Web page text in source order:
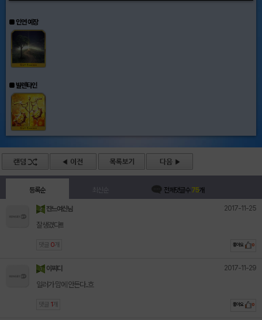
■ 인연 예장
■ 발렌타인
등록순 최신순 전체댓글수75개
잔느여신님 2017-11-25
잘생겼다!!!
댓글 0 개 좋아요 0
이찌디 2017-11-29
일러가 맘에 안든다..흐
댓글 1 개 좋아요 0